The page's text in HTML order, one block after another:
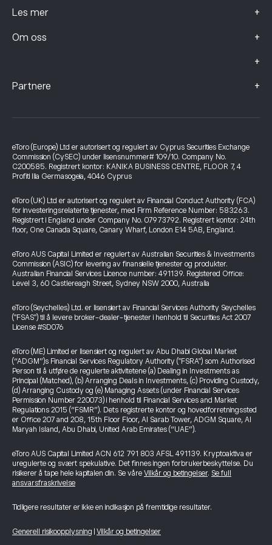
Les mer +
Om oss +
+
Partnere +
eToro (Europe) Ltd er autorisert og regulert av Cyprus Securities Exchange
Commission (CySEC) under lisensnummer# 109/10. Company No.
C200585. Registrert kontor: KANIKA BUSINESS CENTRE, FLOOR 7, 4
Profiti Ilia Germasogeia, 4046 Cyprus
eToro (UK) Ltd er autorisert og regulert av Financial Conduct Authority (FCA)
for investeringsrelaterte tjenester, med Firm Reference Number: 583263.
Registrert i England under Company No. 07973792. Registrert kontor: 24th
floor, One Canada Square, Canary Wharf, London E14 5AB, England.
eToro AUS Capital Limited er regulert av Australian Securities & Investments
Commission (ASIC) for levering av finansielle tjenester og produkter.
Australian Financial Services Licence number: 491139. Registered Office:
Level 3, 60 Castlereagh Street, Sydney NSW 2000, Australia
eToro (Seychelles) Ltd. er lisensiert av Financial Services Authority Seychelles
("FSAS") til å levere broker-dealer-tjenester i henhold til Securities Act 2007
License #SD076
eToro (ME) Limited er lisensiert og regulert av Abu Dhabi Global Market
(“ADGM”)s Financial Services Regulatory Authority ("FSRA") som Authorised
Person til å utføre de regulerte aktivitetene (a) Dealing in Investments as
Principal (Matched), (b) Arranging Deals in Investments, (c) Providing Custody,
(d) Arranging Custody og (e) Managing Assets (under Financial Services
Permission Number 220073) i henhold til Financial Services and Market
Regulations 2015 (“FSMR”). Dets registrerte kontor og hovedforretningssted
er Office 207 and 208, 15th Floor Floor, Al Sarab Tower, ADGM Square, Al
Maryah Island, Abu Dhabi, United Arab Emirates (“UAE”).
eToro AUS Capital Limited ACN 612 791 803 AFSL 491139. Kryptoaktiva er
uregulerte og svært spekulative. Det finnes ingen forbrukerbeskyttelse. Du
risikerer å tape hele kapitalen din. Se våre Vilkår og betingelser. Se full
ansvarsfraskrivelse
Tidligere resultater er ikke en indikasjon på fremtidige resultater.
Generell risikoopplysning Vilkår og betingelser